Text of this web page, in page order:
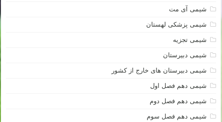
شیمی آی مت
شیمی پزشکی لهستان
شیمی تجزیه
شیمی دبیرستان
شیمی دبیرستان های خارج از کشور
شیمی دهم فصل اول
شیمی دهم فصل دوم
شیمی دهم فصل سوم